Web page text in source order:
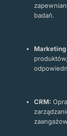
badań.
CRM: